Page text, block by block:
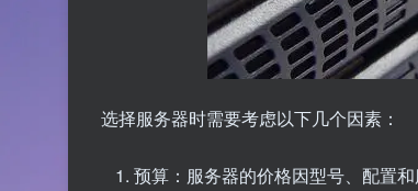
选择服务器时需要考虑以下几个因素：
预算：服务器的价格因型号、配置